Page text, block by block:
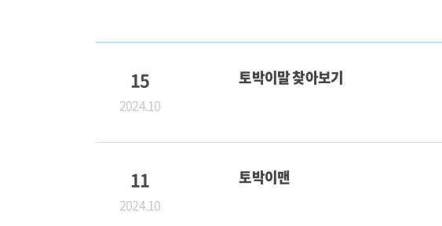
15
2024.10
토박이말 찾아보기
11
2024.10
토박이맨